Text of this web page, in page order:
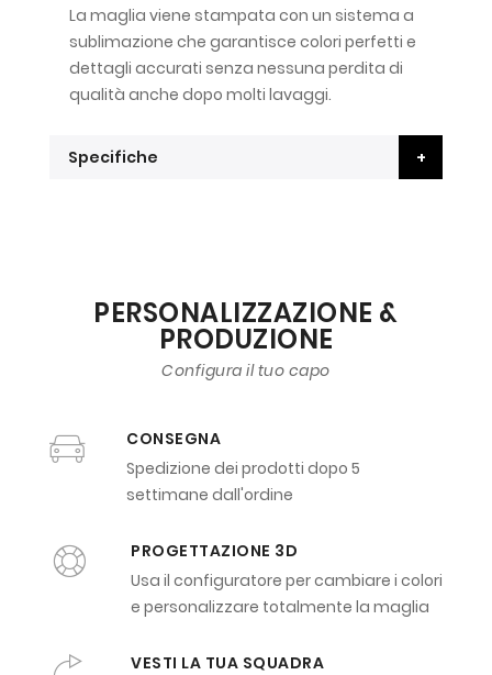
La maglia viene stampata con un sistema a
sublimazione che garantisce colori perfetti e
dettagli accurati senza nessuna perdita di
qualità anche dopo molti lavaggi.
Specifiche
PERSONALIZZAZIONE &
PRODUZIONE
Configura il tuo capo
CONSEGNA
Spedizione dei prodotti dopo 5
settimane dall'ordine
PROGETTAZIONE 3D
Usa il configuratore per cambiare i colori
e personalizzare totalmente la maglia
VESTI LA TUA SQUADRA